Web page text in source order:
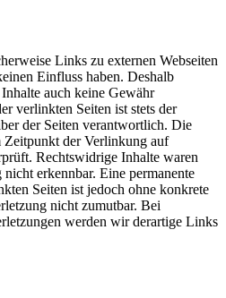
Links zu externen Webseiten
Einfluss haben. Deshalb
auch keine Gewähr
verlinkten Seiten ist stets der
der Seiten verantwortlich. Die
der Verlinkung auf
Rechtswidrige Inhalte waren
erkennbar. Eine permanente
Seiten ist jedoch ohne konkrete
nicht zumutbar. Bei
werden wir derartige Links